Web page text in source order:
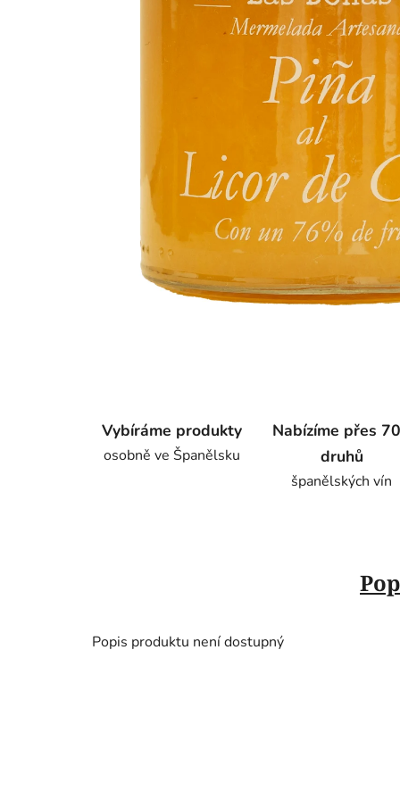
Vybíráme produkty
osobně ve Španělsku
Nabízíme přes
druhů
španělských vín
Popis produktu není dostupný